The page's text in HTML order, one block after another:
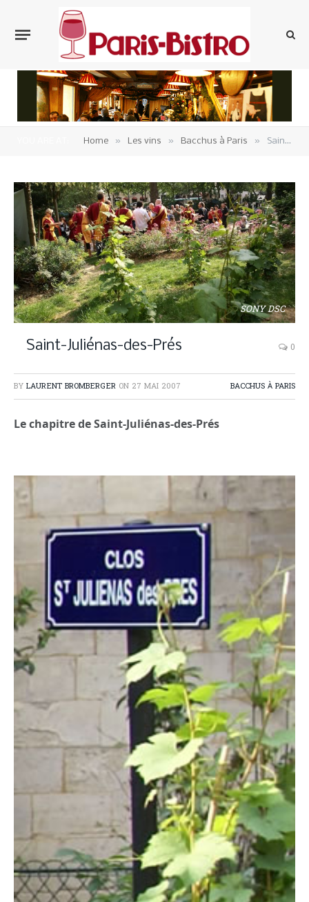
Home » Les vins » Bacchus à Paris » Saint-Juliénas-des-Prés
SONY DSC
Saint-Juliénas-des-Prés 0
BY LAURENT BROMBERGER ON 27 MAI 2007 BACCHUS À PARIS
Le chapitre de Saint-Juliénas-des-Prés